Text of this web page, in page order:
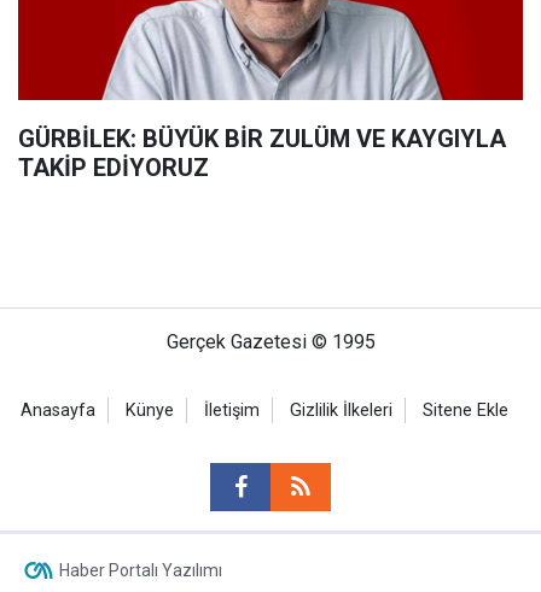
GÜRBİLEK: BÜYÜK BİR ZULÜM VE KAYGIYLA
TAKİP EDİYORUZ
Gerçek Gazetesi © 1995
Anasayfa Künye İletişim Gizlilik İlkeleri Sitene Ekle
Haber Portalı Yazılımı